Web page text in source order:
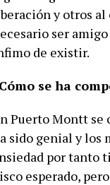
y otros al
ser
de existir.
se ha
Puerto Montt se
sido genial y los
por tanto
esperado,